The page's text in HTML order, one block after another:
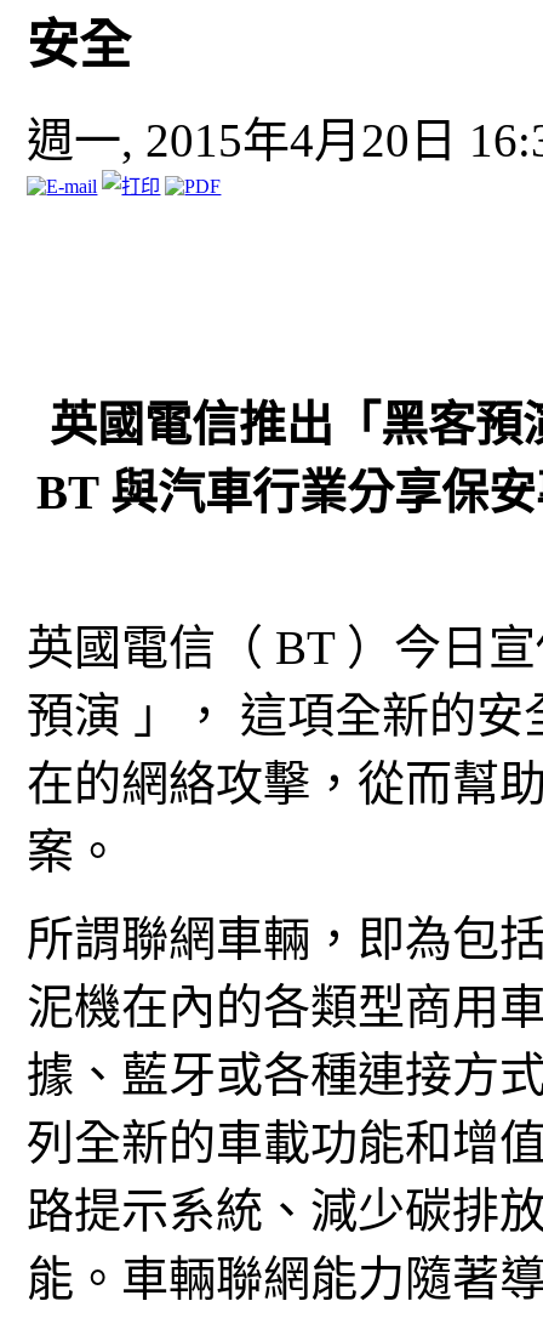
安全
週一, 2015年4月20日
英國電信推出「黑客
BT 與汽車行業分享保
英國電信（ BT ）今日
預演 」， 這項全新的
在的網絡攻擊，從而幫
案。
所謂聯網車輛，即為包
泥機在內的各類型商用
據、藍牙或各種連接方
列全新的車載功能和增
路提示系統、減少碳排
能。車輛聯網能力隨著